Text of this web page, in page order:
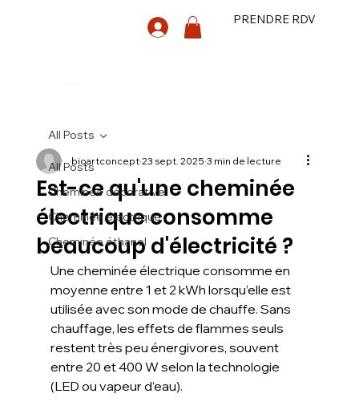
PRENDRE RDV
All Posts
Cheminée décorative
Cheminée électrique
Cheminée éthanol
All Posts
Est-ce qu'une cheminée
électrique consomme
beaucoup d'électricité ?
bioartconcept 23 sept. 2025 3 min de lecture
Une cheminée électrique consomme en
moyenne entre 1 et 2 kWh lorsqu’elle est
utilisée avec son mode de chauffe. Sans
chauffage, les effets de flammes seuls
restent très peu énergivores, souvent
entre 20 et 400 W selon la technologie
(LED ou vapeur d’eau).